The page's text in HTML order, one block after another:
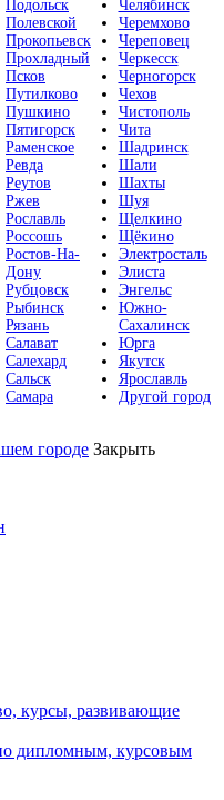
Подольск
Полевской
Прокопьевск
Прохладный
Псков
Путилково
Пушкино
Пятигорск
Раменское
Ревда
Реутов
Ржев
Рославль
Россошь
Ростов-На-
Дону
Рубцовск
Рыбинск
Рязань
Салават
Салехард
Сальск
Самара
Челябинск
Черемхово
Череповец
Черкесск
Черногорск
Чехов
Чистополь
Чита
Шадринск
Шали
Шахты
Шуя
Щелкино
Щёкино
Электросталь
Элиста
Энгельс
Южно-
Сахалинск
Юрга
Якутск
Ярославль
Другой город
городе Закрыть
курсы, развивающие
дипломным, курсовым